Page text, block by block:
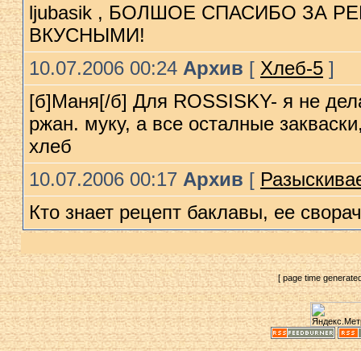
ljubasik , БОЛШОЕ СПАСИБО ЗА
ВКУСНЫМИ!
10.07.2006 00:24 Архив [ Хлеб-5]
[б]Маня[/б] Для ROSSISKY- я не
ржан. муку, а все осталные
xлеб
10.07.2006 00:17 Архив [
Кто знает рецепт баклавы, ее
[ page time